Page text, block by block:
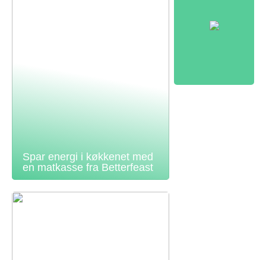
Spar energi i køkkenet med
en matkasse fra Betterfeast